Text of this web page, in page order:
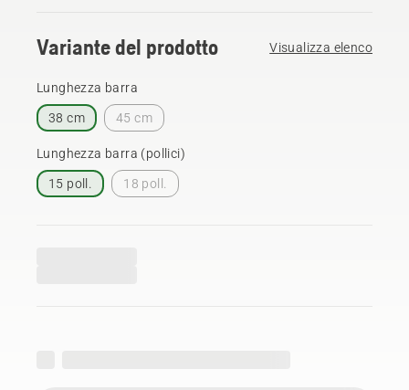
Variante del prodotto Visualizza elenco
Lunghezza barra
38 cm 45 cm
Lunghezza barra (pollici)
15 poll. 18 poll.